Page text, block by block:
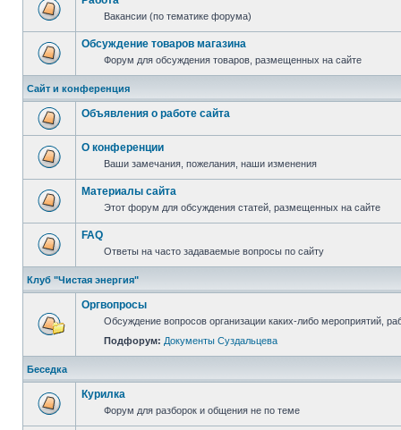
Вакансии (по тематике форума)
Обсуждение товаров магазина
Форум для обсуждения товаров, размещенных на сайте
Сайт и конференция
Объявления о работе сайта
О конференции
Ваши замечания, пожелания, наши изменения
Материалы сайта
Этот форум для обсуждения статей, размещенных на сайте
FAQ
Ответы на часто задаваемые вопросы по сайту
Клуб "Чистая энергия"
Оргвопросы
Обсуждение вопросов организации каких-либо мероприятий,
Подфорум: Документы Суздальцева
Беседка
Курилка
Форум для разборок и общения не по теме